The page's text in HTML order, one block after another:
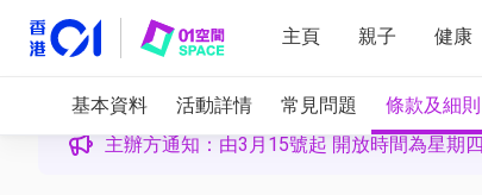
主頁 親子 健康
基本資料 活動詳情 常見問題 條款及細則
主辦方通知：由3月15號起 開放時間為星期